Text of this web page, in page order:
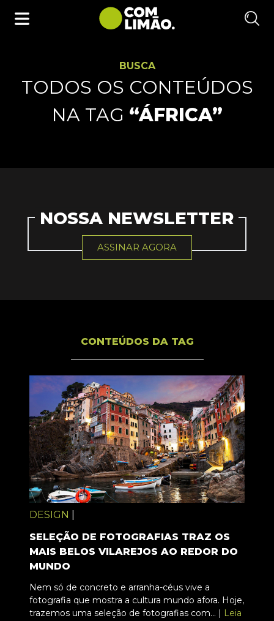
BUSCA
TODOS OS CONTEÚDOS
NA TAG “ÁFRICA”
NOSSA NEWSLETTER
ASSINAR AGORA
CONTEÚDOS DA TAG
DESIGN
SELEÇÃO DE FOTOGRAFIAS TRAZ OS
MAIS BELOS VILAREJOS AO REDOR DO
MUNDO
Nem só de concreto e arranha-céus vive a
fotografia que mostra a cultura mundo afora. Hoje,
trazemos uma seleção de fotografias com... | Leia